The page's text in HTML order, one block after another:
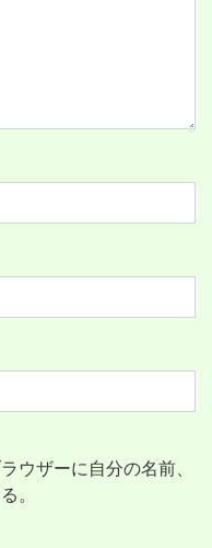
ウザーに自分の名前、
。